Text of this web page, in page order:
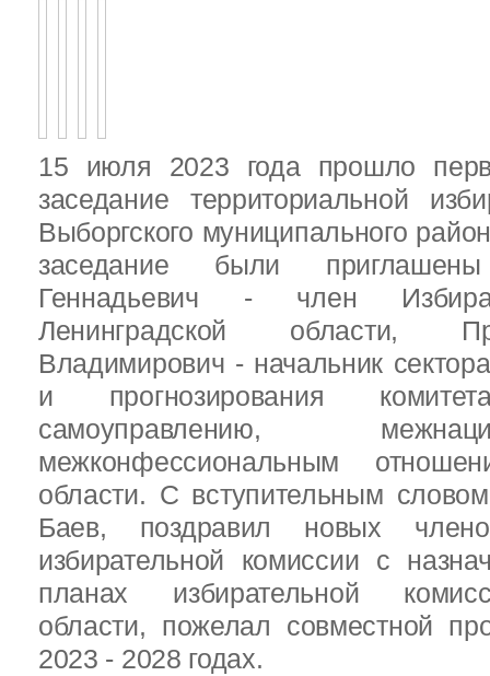
15 июля 2023 года прошло
заседание территориальной
Выборгского муниципального
заседание были
Геннадьевич - член
Ленинградской области,
Владимирович - начальник
и прогнозирования
самоуправлению,
межконфессиональным
области. С вступительным
Баев, поздравил новых
избирательной комиссии с
планах избирательной
области, пожелал совместной
2023 - 2028 годах.